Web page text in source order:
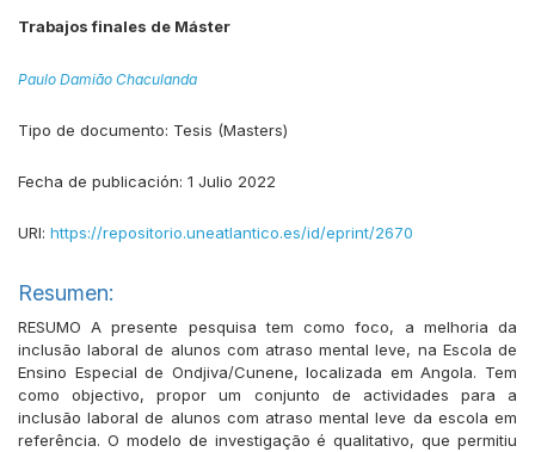
Trabajos finales de Máster
Paulo Damião Chaculanda
Tipo de documento: Tesis (Masters)
Fecha de publicación: 1 Julio 2022
URI: https://repositorio.uneatlantico.es/id/eprint/2670
Resumen:
RESUMO A presente pesquisa tem como foco, a melhoria da
inclusão laboral de alunos com atraso mental leve, na Escola de
Ensino Especial de Ondjiva/Cunene, localizada em Angola. Tem
como objectivo, propor um conjunto de actividades para a
inclusão laboral de alunos com atraso mental leve da escola em
referência. O modelo de investigação é qualitativo, que permitiu